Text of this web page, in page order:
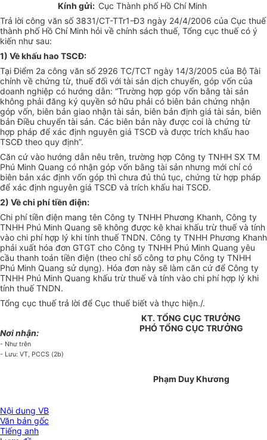
Kính gửi: Cục Thành phố Hồ Chí Minh
Trả lời công văn số 3831/CT-TTr1-Đ3 ngày 24/4/2006 của Cục thuế
thành phố Hồ Chí Minh hỏi về chính sách thuế, Tổng cục thuế có ý
kiến như sau:
1) Về khấu hao TSCĐ:
Tại Điểm 2a công văn số 2926 TC/TCT ngày 14/3/2005 của Bộ Tài
chính về chứng từ, thuế đối với tài sản dịch chuyển, góp vốn của
doanh nghiệp có hướng dẫn: “Trường hợp góp vốn bằng tài sản
không phải đăng ký quyền sở hữu phải có biên bản chứng nhận
góp vốn, biên bản giao nhận tài sản, biên bản định giá tài sản, biên
bản Điều chuyển tài sản. Các biên bản này được coi là chứng từ
hợp pháp để xác định nguyên giá TSCĐ và được trích khấu hao
TSCĐ theo quy định”.
Căn cứ vào hướng dẫn nêu trên, trường hợp Công ty TNHH SX TM
Phú Minh Quang có nhận góp vốn bằng tài sản nhưng mới chỉ có
biên bản xác định vốn góp thì chưa đủ thủ tục, chứng từ hợp pháp
để xác định nguyên giá TSCĐ và trích khấu hai TSCĐ.
2) Về chi phí tiền điện:
Chi phí tiền điện mang tên Công ty TNHH Phương Khanh, Công ty
TNHH Phú Minh Quang sẽ không được kê khai khấu trừ thuế và tính
vào chi phí hợp lý khi tính thuế TNDN. Công ty TNHH Phương Khanh
phải xuất hóa đơn GTGT cho Công ty TNHH Phú Minh Quang yêu
cầu thanh toán tiền điện (theo chỉ số công tơ phụ Công ty TNHH
Phú Minh Quang sử dụng). Hóa đơn này sẽ làm căn cứ để Công ty
TNHH Phú Minh Quang khấu trừ thuế và tính vào chi phí hợp lý khi
tính thuế TNDN.
Tổng cục thuế trả lời để Cục thuế biết và thực hiện./.
Nơi nhận:
- Như trên
- Lưu: VT, PCCS (2b)
KT. TỔNG CỤC TRƯỞNG
PHÓ TỔNG CỤC TRƯỞNG
Phạm Duy Khương
Nội dung VB
Văn bản gốc
Tiếng anh